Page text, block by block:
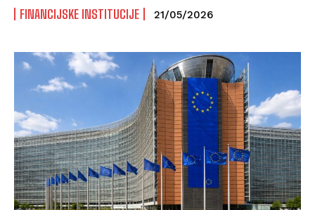
FINANCIJSKE INSTITUCIJE 21/05/2026